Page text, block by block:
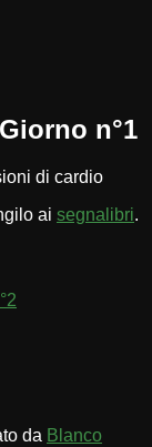
n°1
di cardio
ai segnalibri.
da Blanco